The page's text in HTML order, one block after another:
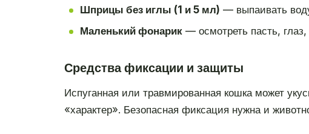
Шприцы без иглы (1 и 5 мл) — выпаивать
Маленький фонарик— осмотреть пасть,
Средства фиксации и защиты
Испуганная или травмированная кошка может
«характер». Безопасная фиксация нужна и